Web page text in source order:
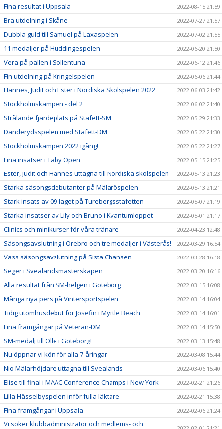
Fina resultat i Uppsala 2022-08-15 21:59
Bra utdelning i Skåne 2022-07-27 21:57
Dubbla guld till Samuel på Laxaspelen 2022-07-02 21:55
11 medaljer på Huddingespelen 2022-06-20 21:50
Vera på pallen i Sollentuna 2022-06-12 21:46
Fin utdelning på Kringelspelen 2022-06-06 21:44
Hannes, Judit och Ester i Nordiska Skolspelen 2022 2022-06-03 21:42
Stockholmskampen - del 2 2022-06-02 21:40
Strålande fjärdeplats på Stafett-SM 2022-05-29 21:33
Danderydsspelen med Stafett-DM 2022-05-22 21:30
Stockholmskampen 2022 igång! 2022-05-22 21:27
Fina insatser i Täby Open 2022-05-15 21:25
Ester, Judit och Hannes uttagna till Nordiska skolspelen 2022-05-13 21:23
Starka säsongsdebutanter på Mälaröspelen 2022-05-13 21:21
Stark insats av 09-laget på Turebergsstafetten 2022-05-07 21:19
Starka insatser av Lily och Bruno i Kvantumloppet 2022-05-01 21:17
Clinics och minikurser för våra tränare 2022-04-23 12:48
Säsongsavslutning i Örebro och tre medaljer i Västerås! 2022-03-29 16:54
Vass säsongsavslutning på Sista Chansen 2022-03-28 16:18
Seger i Svealandsmästerskapen 2022-03-20 16:16
Alla resultat från SM-helgen i Göteborg 2022-03-15 16:08
Många nya pers på Vintersportspelen 2022-03-14 16:04
Tidig utomhusdebut för Josefin i Myrtle Beach 2022-03-14 16:01
Fina framgångar på Veteran-DM 2022-03-14 15:50
SM-medalj till Olle i Göteborg! 2022-03-13 15:48
Nu öppnar vi kön för alla 7-åringar 2022-03-08 15:44
Nio Mälarhöjdare uttagna till Svealands 2022-03-06 15:40
Elise till final i MAAC Conference Champs i New York 2022-02-21 21:26
Lilla Hässelbyspelen inför fulla läktare 2022-02-21 15:38
Fina framgångar i Uppsala 2022-02-06 21:24
Vi söker klubbadministratör och medlems- och